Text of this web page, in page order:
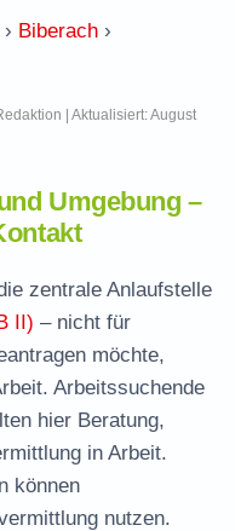
› Biberach ›
| Aktualisiert: August
Umgebung –
zentrale Anlaufstelle
II) – nicht für
möchte,
Arbeitssuchende
hier Beratung,
in Arbeit.
können
nutzen.